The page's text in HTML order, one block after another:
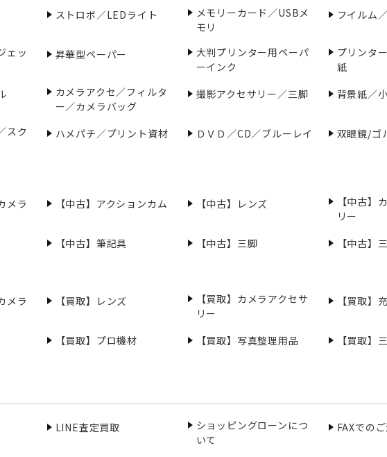
ストロボ／LEDライト
メモリーカード／USBメ
モリ
フイルム
ェッ
昇華型ペーパー
大判プリンター用ペーパ
ーインク
プリンタ
紙
カメラアクセ／フィルタ
ー／カメラバッグ
撮影アクセサリー／三脚 背景紙／
スク
ハメパチ／プリント資材 ＤＶＤ／CD／ブルーレイ 双眼鏡/ゴ
メラ 【中古】アクションカム 【中古】レンズ
【中古】
リー
【中古】筆記具 【中古】三脚 【中古】
メラ 【買取】レンズ
【買取】カメラアクセサ
リー
【買取】
【買取】プロ機材 【買取】写真整理用品 【買取】
LINE査定買取
ショッピングローンにつ
いて
FAXでの